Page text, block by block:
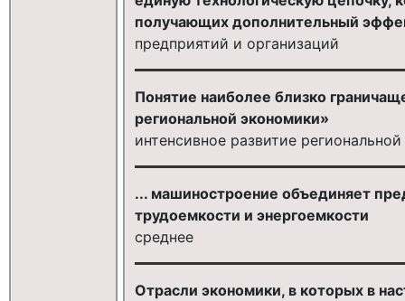
получающих дополнительный
предприятий и организаций
Понятие наиболее близко
региональной экономики»
интенсивное развитие
... машиностроение объединяет
трудоемкости и энергоемкости
среднее
Отрасли экономики, в которых в